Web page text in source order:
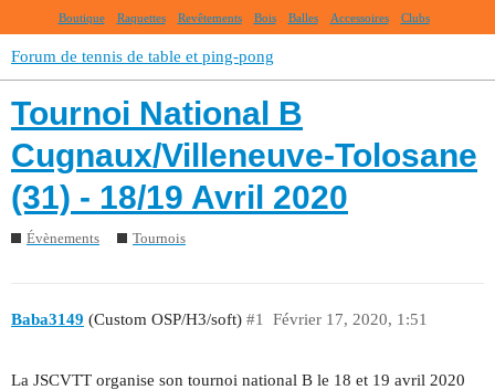
Boutique Raquettes Revêtements Bois Balles Accessoires Clubs
Forum de tennis de table et ping-pong
Tournoi National B
Cugnaux/Villeneuve-Tolosane
(31) - 18/19 Avril 2020
Évènements Tournois
Baba3149 (Custom OSP/H3/soft) Février 17, 2020, 1:51
#1
La JSCVTT organise son tournoi national B le 18 et 19 avril 2020